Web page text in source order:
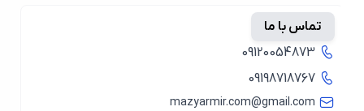
تماس با ما
09120054873
09198718767
mazyarmir.com@gmail.com